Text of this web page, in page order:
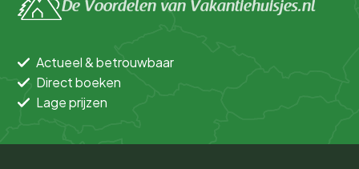
De Voordelen van Vakantiehuisjes.nl
Actueel & betrouwbaar
Direct boeken
Lage prijzen